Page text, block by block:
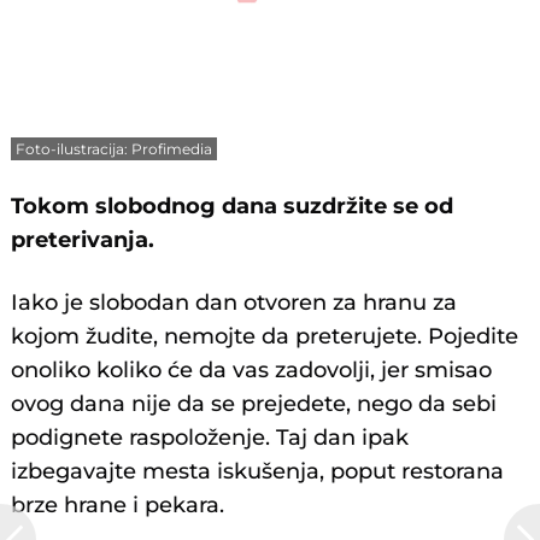
Foto-ilustracija: Profimedia
Tokom slobodnog dana suzdržite se od
preterivanja.
Iako je slobodan dan otvoren za hranu za
kojom žudite, nemojte da preterujete. Pojedite
onoliko koliko će da vas zadovolji, jer smisao
ovog dana nije da se prejedete, nego da sebi
podignete raspoloženje. Taj dan ipak
izbegavajte mesta iskušenja, poput restorana
brze hrane i pekara.